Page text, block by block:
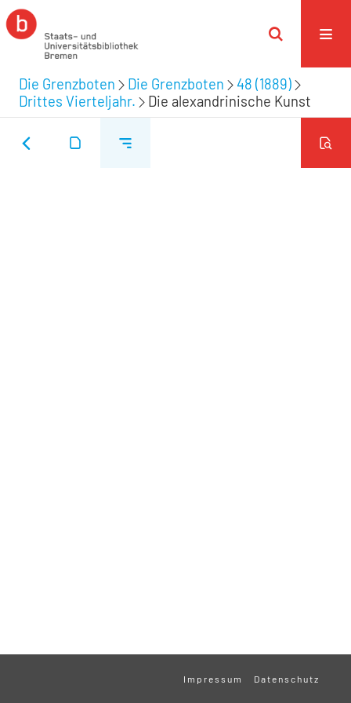
Die Grenzboten Die Grenzboten
48 (1889)
Drittes Vierteljahr.
Die alexandrinische Kunst
Impressum Datenschutz